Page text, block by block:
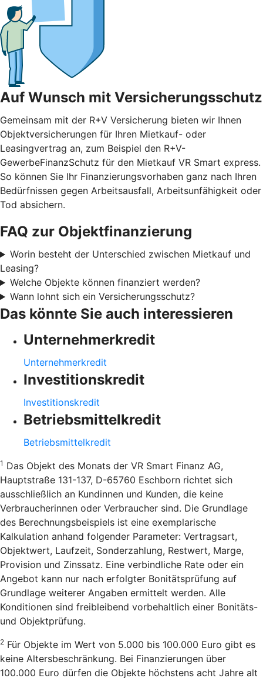
Auf Wunsch mit Versicherungsschutz
Gemeinsam mit der R+V Versicherung bieten wir Ihnen
Objektversicherungen für Ihren Mietkauf- oder
Leasingvertrag an, zum Beispiel den R+V-
GewerbeFinanzSchutz für den Mietkauf VR Smart express.
So können Sie Ihr Finanzierungsvorhaben ganz nach Ihren
Bedürfnissen gegen Arbeitsausfall, Arbeitsunfähigkeit oder
Tod absichern.
FAQ zur Objektfinanzierung
Worin besteht der Unterschied zwischen Mietkauf und
Leasing?
Welche Objekte können finanziert werden?
Wann lohnt sich ein Versicherungsschutz?
Das könnte Sie auch interessieren
Unternehmerkredit
Unternehmerkredit
Investitionskredit
Investitionskredit
Betriebsmittelkredit
Betriebsmittelkredit
1 Das Objekt des Monats der VR Smart Finanz AG,
Hauptstraße 131-137, D-65760 Eschborn richtet sich
ausschließlich an Kundinnen und Kunden, die keine
Verbraucherinnen oder Verbraucher sind. Die Grundlage
des Berechnungsbeispiels ist eine exemplarische
Kalkulation anhand folgender Parameter: Vertragsart,
Objektwert, Laufzeit, Sonderzahlung, Restwert, Marge,
Provision und Zinssatz. Eine verbindliche Rate oder ein
Angebot kann nur nach erfolgter Bonitätsprüfung auf
Grundlage weiterer Angaben ermittelt werden. Alle
Konditionen sind freibleibend vorbehaltlich einer Bonitäts-
und Objektprüfung.
2 Für Objekte im Wert von 5.000 bis 100.000 Euro gibt es
keine Altersbeschränkung. Bei Finanzierungen über
100.000 Euro dürfen die Objekte höchstens acht Jahre alt